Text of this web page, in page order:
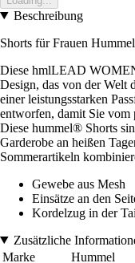
Beschreibung
Shorts für Frauen
Diese hmlLEAD
Design, das von der Welt
einer leistungsstarken
entworfen, damit Sie vom
Diese hummel® Shorts
Garderobe an heißen
Sommerartikeln
Gewebe aus Mesh
Einsätze an den
Kordelzug in der
Zusätzliche
Marke
Hummel